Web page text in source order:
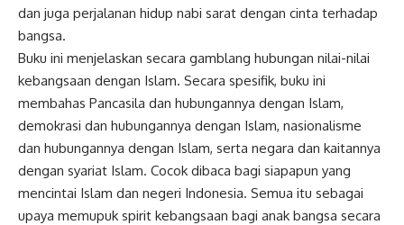
dan juga perjalanan hidup nabi sarat dengan cinta terhadap
bangsa.
Buku ini menjelaskan secara gamblang hubungan nilai-nilai
kebangsaan dengan Islam. Secara spesifik, buku ini
membahas Pancasila dan hubungannya dengan Islam,
demokrasi dan hubungannya dengan Islam, nasionalisme
dan hubungannya dengan Islam, serta negara dan kaitannya
dengan syariat Islam. Cocok dibaca bagi siapapun yang
mencintai Islam dan negeri Indonesia. Semua itu sebagai
upaya memupuk spirit kebangsaan bagi anak bangsa secara